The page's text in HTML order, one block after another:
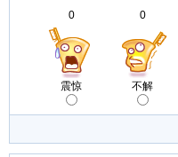
0
震惊
0
不解